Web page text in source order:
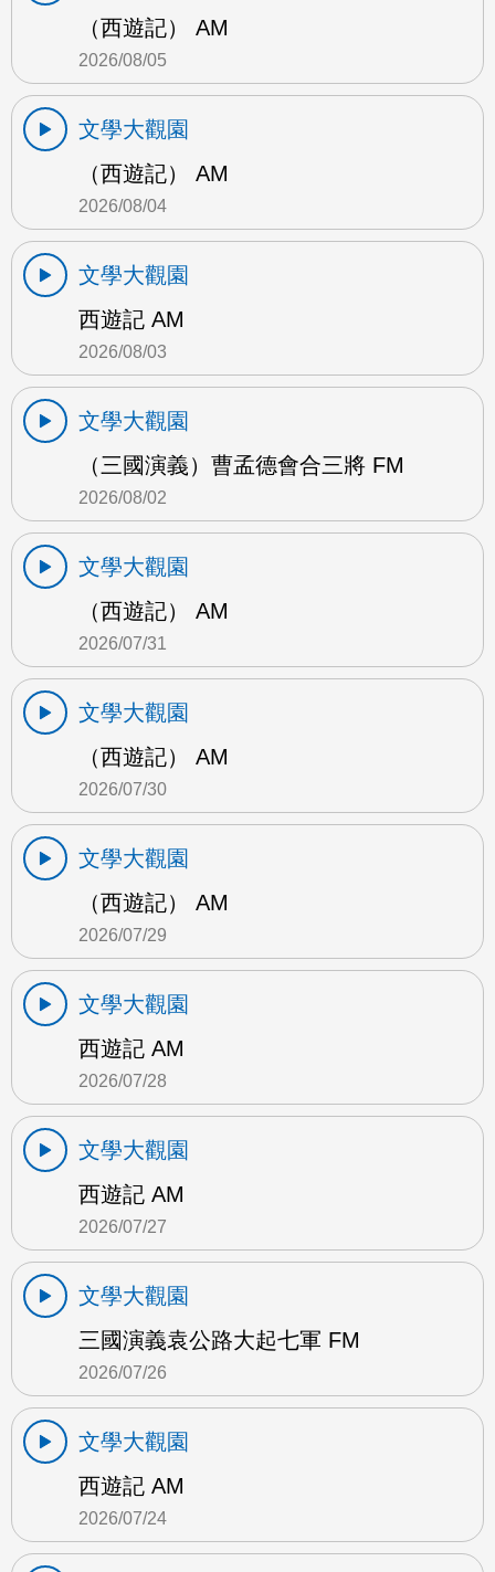
（西遊記） AM
2026/08/05
文學大觀園
（西遊記） AM
2026/08/04
文學大觀園
西遊記 AM
2026/08/03
文學大觀園
（三國演義）曹孟德會合三將 FM
2026/08/02
文學大觀園
（西遊記） AM
2026/07/31
文學大觀園
（西遊記） AM
2026/07/30
文學大觀園
（西遊記） AM
2026/07/29
文學大觀園
西遊記 AM
2026/07/28
文學大觀園
西遊記 AM
2026/07/27
文學大觀園
三國演義袁公路大起七軍 FM
2026/07/26
文學大觀園
西遊記 AM
2026/07/24